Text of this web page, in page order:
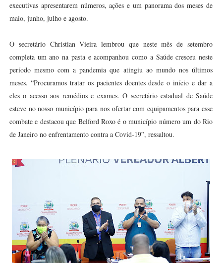
executivas apresentarem números, ações e um panorama dos meses de
maio, junho, julho e agosto.
O secretário Christian Vieira lembrou que neste mês de setembro
completa um ano na pasta e acompanhou como a Saúde cresceu neste
período mesmo com a pandemia que atingiu ao mundo nos últimos
meses. “Procuramos tratar os pacientes doentes desde o início e dar a
eles o acesso aos remédios e exames. O secretário estadual de Saúde
esteve no nosso município para nos ofertar com equipamentos para esse
combate e destacou que Belford Roxo é o município número um do Rio
de Janeiro no enfrentamento contra a Covid-19”, ressaltou.